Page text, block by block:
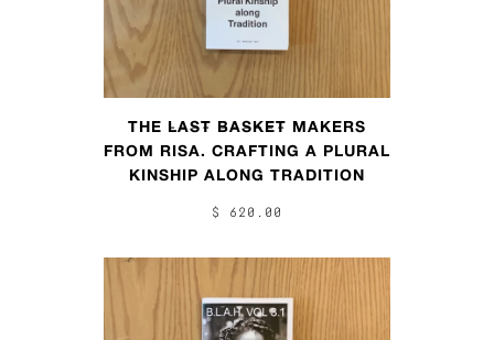
THE L̶A̶S̶T̶ B̶A̶S̶K̶E̶T̶ MAKERS
FROM RISA. CRAFTING A PLURAL
KINSHIP ALONG TRADITION
$ 620.00